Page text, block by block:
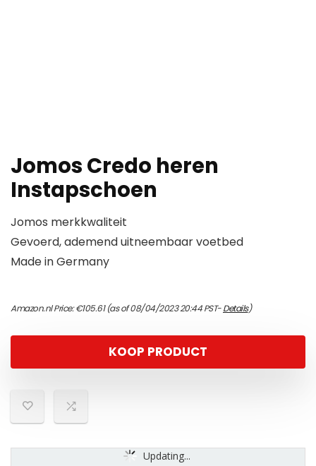
Jomos Credo heren
Instapschoen
Jomos merkkwaliteit
Gevoerd, ademend uitneembaar voetbed
Made in Germany
Amazon.nl Price:€105.61(as of 08/04/2023 20:44 PST-Details)
KOOP PRODUCT
Updating...